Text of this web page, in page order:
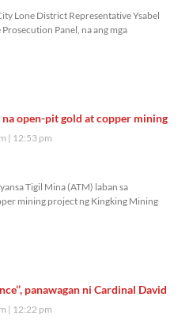
Lone District Representative Ysabel
Panel, na ang mga
open-pit gold at copper mining
12:53 pm
Tigil Mina (ATM) laban sa
mining project ng Kingking Mining
panawagan ni Cardinal David
12:22 pm